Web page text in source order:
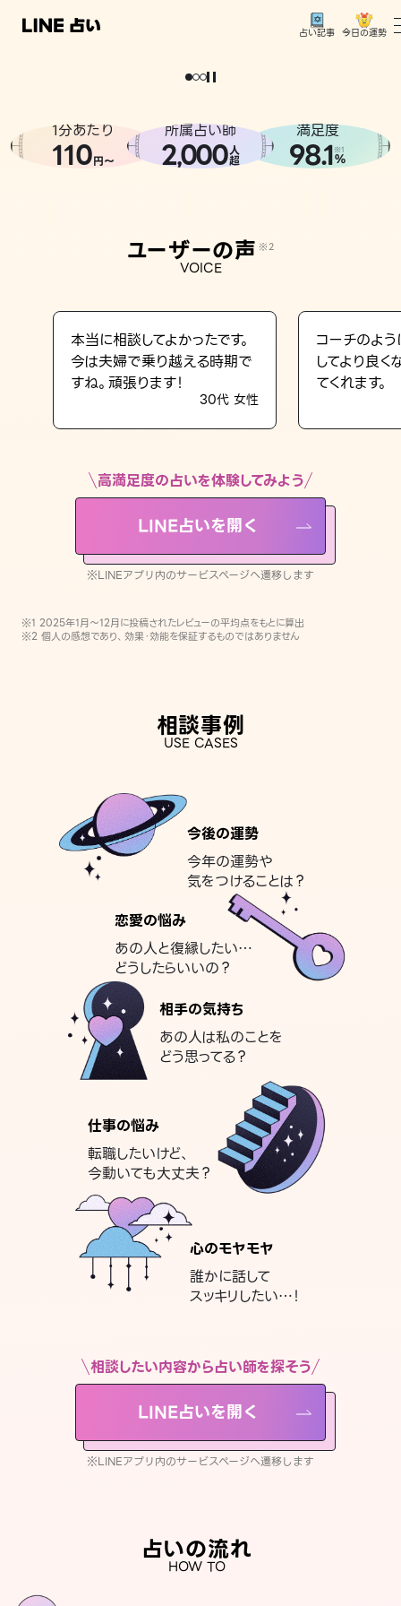
占い記事 今日の運勢
相談事例
LINE占いを開く
※LINEアプリ内のサービスページへ遷移します
どうせなら
。
1分あたり
110円〜
所属占い師
2,000人
超
満足度
98.1※1
%
ユーザーの声 ※2
VOICE
本当に相談してよかったです。
今は夫婦で乗り越える時期で
すね。頑張ります！
30代 女性
コーチのよ
してより良
てくれます。
高満足度の占いを体験してみよう
LINE占いを開く
※LINEアプリ内のサービスページへ遷移します
※1 2025年1月〜12月に投稿されたレビューの平均点をもとに算出
※2 個人の感想であり、効果・効能を保証するものではありません
相談事例
USE CASES
今後の運勢
今年の運勢や
気をつけることは？
恋愛の悩み
あの人と復縁したい…
どうしたらいいの？
相手の気持ち
あの人は私のことを
どう思ってる？
仕事の悩み
転職したいけど、
今動いても大丈夫？
心のモヤモヤ
誰かに話して
スッキリしたい…！
相談したい内容から占い師を探そう
LINE占いを開く
※LINEアプリ内のサービスページへ遷移します
占いの流れ
HOW TO